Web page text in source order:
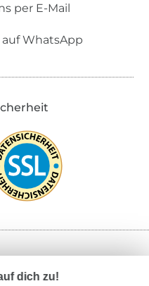
per E-Mail
WhatsApp
dich zu!